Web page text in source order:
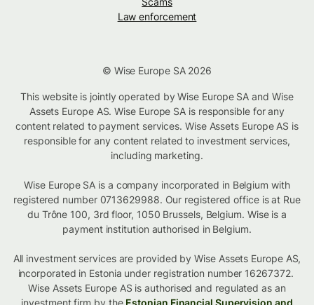
Law enforcement
© Wise Europe SA 2026
This website is jointly operated by Wise Europe SA and Wise
Assets Europe AS. Wise Europe SA is responsible for any
content related to payment services. Wise Assets Europe AS is
responsible for any content related to investment services,
including marketing.
Wise Europe SA is a company incorporated in Belgium with
registered number 0713629988. Our registered office is at Rue
du Trône 100, 3rd floor, 1050 Brussels, Belgium. Wise is a
payment institution authorised in Belgium.
All investment services are provided by Wise Assets Europe AS,
incorporated in Estonia under registration number 16267372.
Wise Assets Europe AS is authorised and regulated as an
investment firm by the Estonian Financial Supervision and